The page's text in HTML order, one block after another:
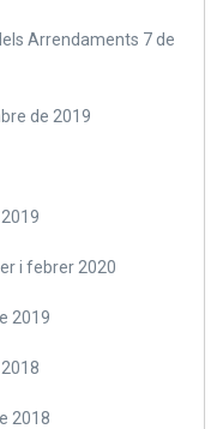
Arrendaments 7 de
de 2019
i febrer 2020
2019
2018